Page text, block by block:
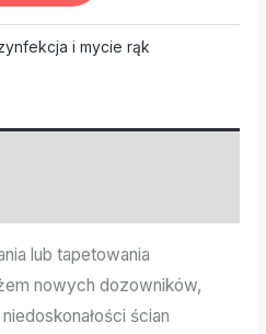
i mycie rąk
lub tapetowania
nowych dozowników,
ścian